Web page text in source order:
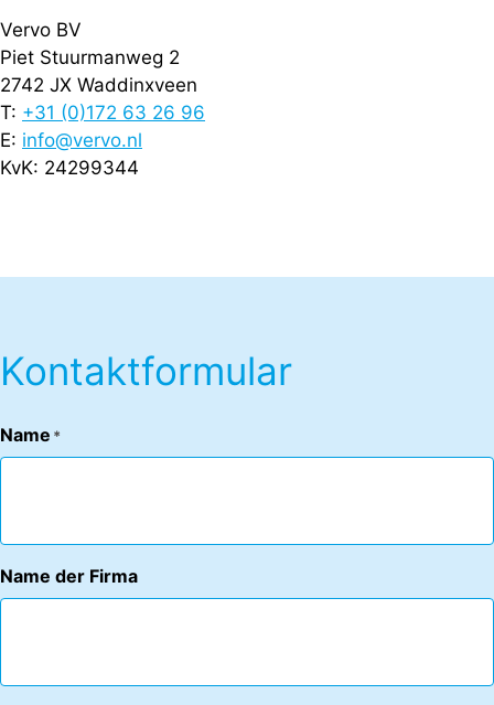
Vervo BV
Piet Stuurmanweg 2
2742 JX Waddinxveen
T: +31 (0)172 63 26 96
E: info@vervo.nl
KvK: 24299344
Kontaktformular
Name *
Name der Firma